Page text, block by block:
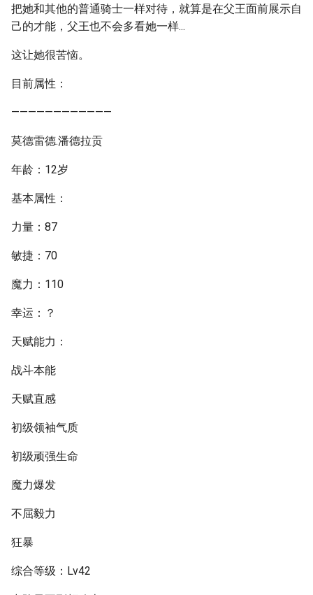
把她和其他的普通骑士一样对待，就算是在父王面前展示自
己的才能，父王也不会多看她一样...
这让她很苦恼。
目前属性：
————————————
莫德雷德.潘德拉贡
年龄：12岁
基本属性：
力量：87
敏捷：70
魔力：110
幸运：？
天赋能力：
战斗本能
天赋直感
初级领袖气质
初级顽强生命
魔力爆发
不屈毅力
狂暴
综合等级：Lv42